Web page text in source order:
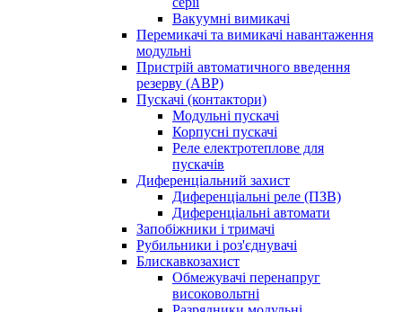
Вакуумні вимикачі
Перемикачі та вимикачі навантаження
модульні
Пристрій автоматичного введення
резерву (АВР)
Пускачі (контактори)
Модульні пускачі
Корпусні пускачі
Реле електротеплове для
пускачів
Диференціальний захист
Диференціальні реле (ПЗВ)
Диференціальні автомати
Запобіжники і тримачі
Рубильники і роз'єднувачі
Блискавкозахист
Обмежувачі перенапруг
високовольтні